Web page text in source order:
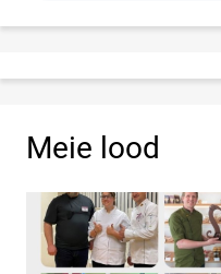
Meie lood